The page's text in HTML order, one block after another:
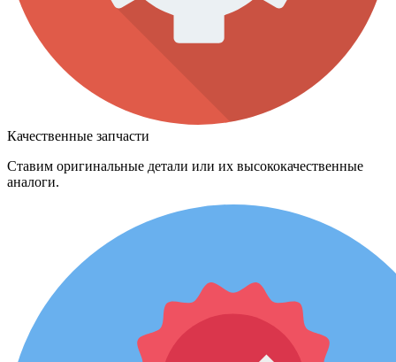
Качественные запчасти
Ставим оригинальные детали или их высококачественные
аналоги.